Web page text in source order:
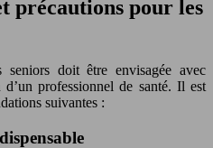
précautions pour les
doit être envisagée avec
professionnel de santé. Il est
suivantes :